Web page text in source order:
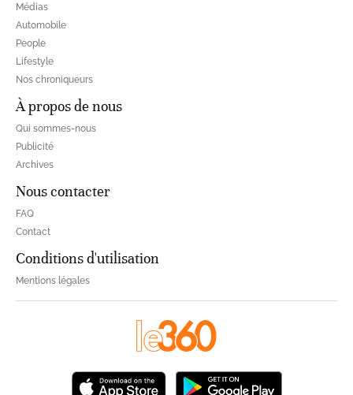
Médias
Automobile
People
Lifestyle
Nos chroniqueurs
À propos de nous
Qui sommes-nous
Publicité
Archives
Nous contacter
FAQ
Contact
Conditions d'utilisation
Mentions légales